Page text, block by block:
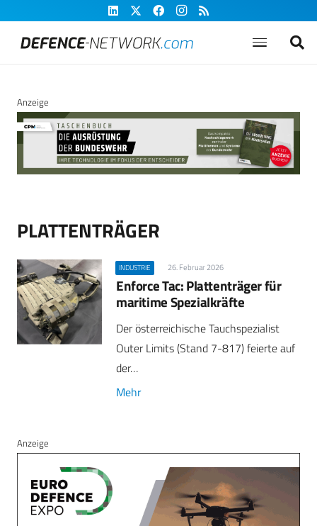
Anzeige
PLATTENTRÄGER
INDUSTRIE 26. Februar 2026
Enforce Tac: Plattenträger für
maritime Spezialkräfte
Der österreichische Tauchspezialist
Outer Limits (Stand 7-817) feierte auf
der…
Mehr
Anzeige